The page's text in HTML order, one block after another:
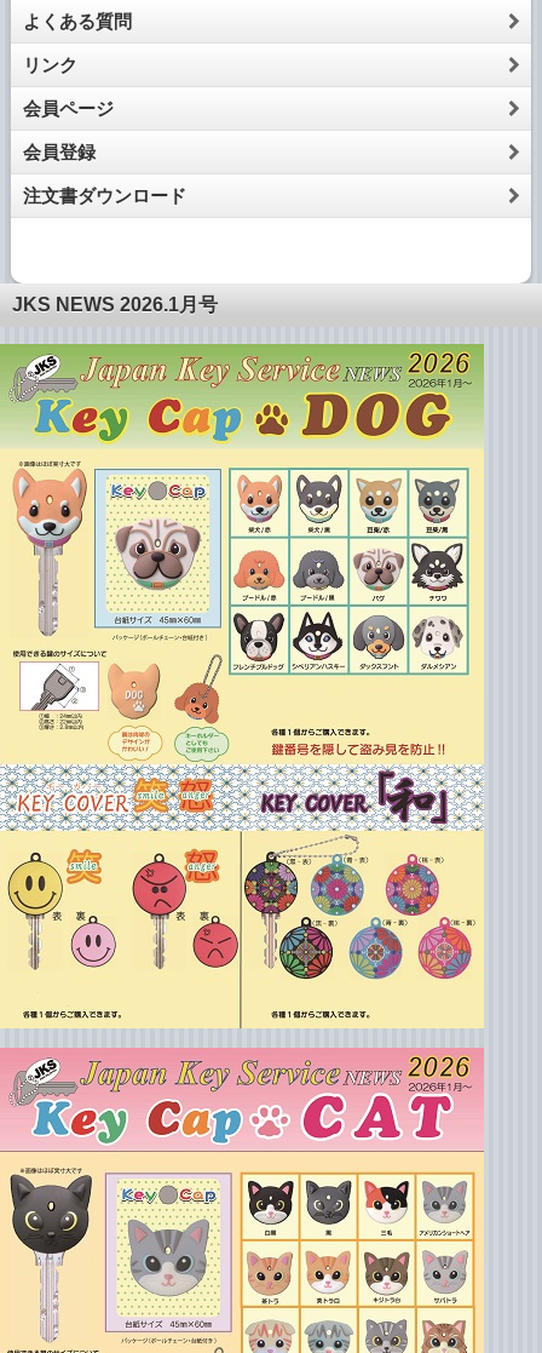
よくある質問
リンク
会員ページ
会員登録
注文書ダウンロード
JKS NEWS 2026.1月号